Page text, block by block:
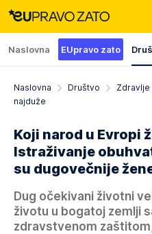
Naslovna EUpravo zato
Naslovna Društvo Zdravlje
najduže
Koji narod u Evropi
Istraživanje
su dugovečnije
Dug očekivani životni
životu u bogatoj zemlji
zdravstvenom